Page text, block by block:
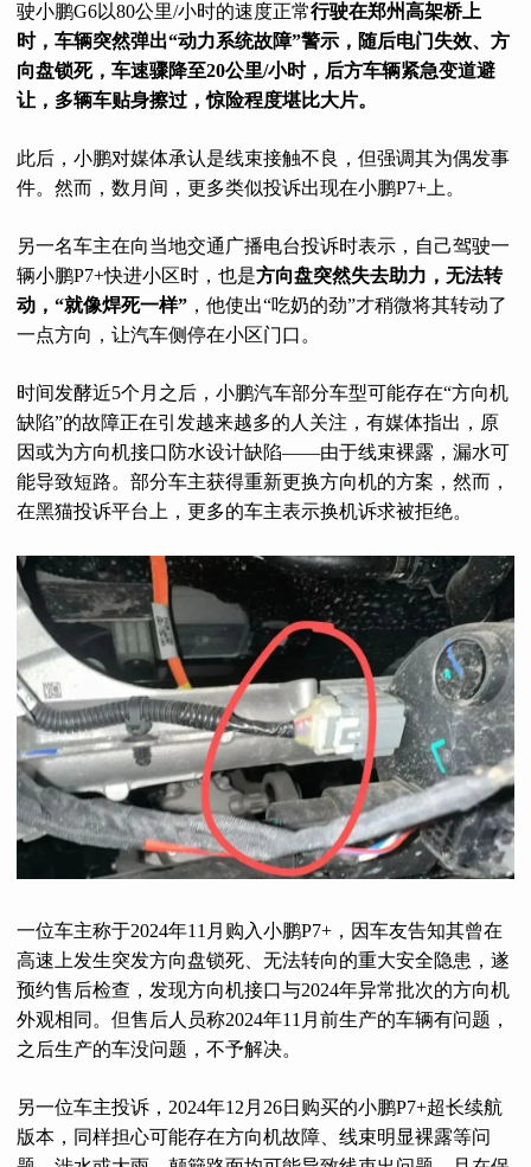
驶小鹏G6以80公里/小时的速度正常行驶在郑州高架桥上
时，车辆突然弹出“动力系统故障”警示，随后电门失效、方
向盘锁死，车速骤降至20公里/小时，后方车辆紧急变道避
让，多辆车贴身擦过，惊险程度堪比大片。
此后，小鹏对媒体承认是线束接触不良，但强调其为偶发事
件。然而，数月间，更多类似投诉出现在小鹏P7+上。
另一名车主在向当地交通广播电台投诉时表示，自己驾驶一
辆小鹏P7+快进小区时，也是方向盘突然失去助力，无法转
动，“就像焊死一样” ，他使出“吃奶的劲”才稍微将其转动了
一点方向，让汽车侧停在小区门口。
时间发酵近5个月之后，小鹏汽车部分车型可能存在“方向机
缺陷”的故障正在引发越来越多的人关注，有媒体指出，原
因或为方向机接口防水设计缺陷——由于线束裸露，漏水可
能导致短路。部分车主获得重新更换方向机的方案，然而，
在黑猫投诉平台上，更多的车主表示换机诉求被拒绝。
一位车主称于2024年11月购入小鹏P7+， 因车友告知其曾在
高速上发生突发方向盘锁死、无法转向的重大安全隐患，遂
预约售后检查，发现方向机接口与2024年异常批次的方向机
外观相同。但售后人员称2024年11月前生产的车辆有问题，
之后生产的车没问题，不予解决。
另一位车主投诉，2024年12月26日购买的小鹏P7+超长续航
版本，同样担心可能存在方向机故障、线束明显裸露等问